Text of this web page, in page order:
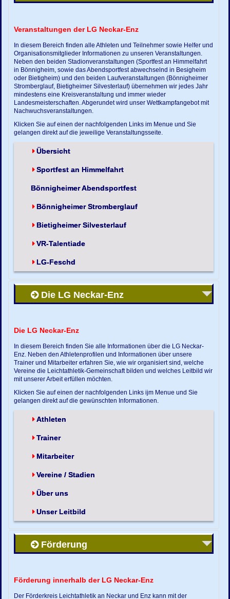
Veranstaltungen der LG Neckar-Enz
In diesem Bereich finden alle Athleten und Teilnehmer sowie Helfer und
Organisationsmitglieder Informationen zu unseren Veranstaltungen.
Neben den beiden Stadionveranstaltungen (Sportfest an Himmelfahrt
in Bönnigheim, sowie das Abendsportfest abwechselnd in Besigheim
oder Bietigheim) und den beiden Laufveranstaltungen (Bönnigheimer
Stromberglauf, Bietigheimer Silvesterlauf) übernehmen wir jedes Jahr
mindestens eine Kreisveranstaltung und immer wieder
Landesmeisterschaften. Abgerundet wird unser Wettkampfangebot mit
Nachwuchsveranstaltungen.
Klicken Sie auf einen der nachfolgenden Links im Menue und Sie
gelangen direkt auf die jeweilige Veranstaltungsseite.
Übersicht
Sportfest an Himmelfahrt
Bönnigheimer Abendsportfest
Bönnigheimer Stromberglauf
Bietigheimer Silvesterlauf
VR-Talentiade
LG-Feschd
Die LG Neckar-Enz
Die LG Neckar-Enz
In diesem Bereich finden Sie alle Informationen über die LG Neckar-
Enz. Neben den Athletenprofilen und Informationen über unsere
Trainer und Mitarbeiter erfahren Sie, wie wir organisiert sind, welche
Vereine die Leichtathletik-Gemeinschaft bilden und welches Leitbild wir
mit unserer Arbeit erfüllen möchten.
Klicken Sie auf einen der nachfolgenden Links ijm Menue und Sie
gelangen direkt auf die gewünschten Informationen.
Athleten
Trainer
Mitarbeiter
Vereine / Stadien
Über uns
Unser Leitbild
Förderung
Förderung innerhalb der LG Neckar-Enz
Der Förderkreis Leichtathletik an Neckar und Enz kann mit der